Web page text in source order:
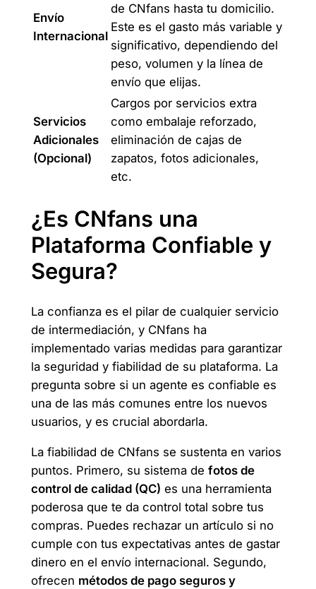
Envío
Internacional
de CNfans hasta tu domicilio.
Este es el gasto más variable y
significativo, dependiendo del
peso, volumen y la línea de
envío que elijas.
Servicios
Adicionales
(Opcional)
Cargos por servicios extra
como embalaje reforzado,
eliminación de cajas de
zapatos, fotos adicionales,
etc.
¿Es CNfans una
Plataforma Confiable y
Segura?
La confianza es el pilar de cualquier servicio
de intermediación, y CNfans ha
implementado varias medidas para garantizar
la seguridad y fiabilidad de su plataforma. La
pregunta sobre si un agente es confiable es
una de las más comunes entre los nuevos
usuarios, y es crucial abordarla.
La fiabilidad de CNfans se sustenta en varios
puntos. Primero, su sistema de fotos de
control de calidad (QC) es una herramienta
poderosa que te da control total sobre tus
compras. Puedes rechazar un artículo si no
cumple con tus expectativas antes de gastar
dinero en el envío internacional. Segundo,
ofrecen métodos de pago seguros y